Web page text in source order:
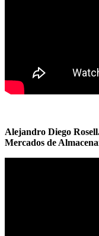
Alejandro Diego
Mercados de